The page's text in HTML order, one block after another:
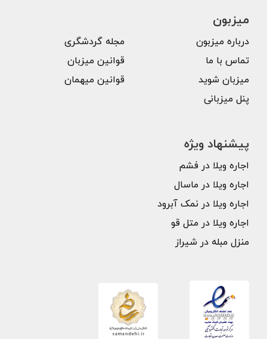
میزبون
درباره میزبون
تماس با ما
میزبان شوید
پنل میزبانی
مجله گردشگری
قوانین میزبان
قوانین میهمان
پیشنهاد ویژه
اجاره ویلا در فشم
اجاره ویلا در ماسال
اجاره ویلا در نمک آبرود
اجاره ویلا در متل قو
منزل مبله در شیراز